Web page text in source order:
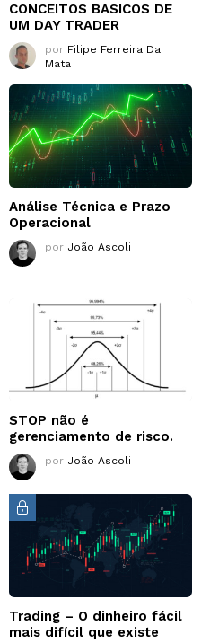
CONCEITOS BASICOS DE
UM DAY TRADER
por Filipe Ferreira Da
Mata
Análise Técnica e Prazo
Operacional
por João Ascoli
STOP não é
gerenciamento de risco.
por João Ascoli
Trading – O dinheiro fácil
mais difícil que existe